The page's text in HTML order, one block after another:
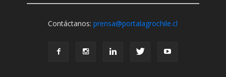
Contáctanos:prensa@portalagrochile.cl